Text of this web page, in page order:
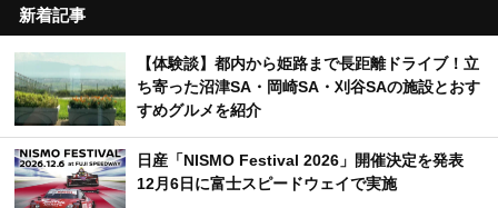
新着記事
【体験談】都内から姫路まで長距離ドライブ！立
ち寄った沼津SA・岡崎SA・刈谷SAの施設とおす
すめグルメを紹介
日産「NISMO Festival 2026」開催決定を発表
12月6日に富士スピードウェイで実施